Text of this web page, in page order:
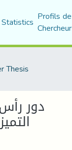
Statistics Profils
Thesis
دور